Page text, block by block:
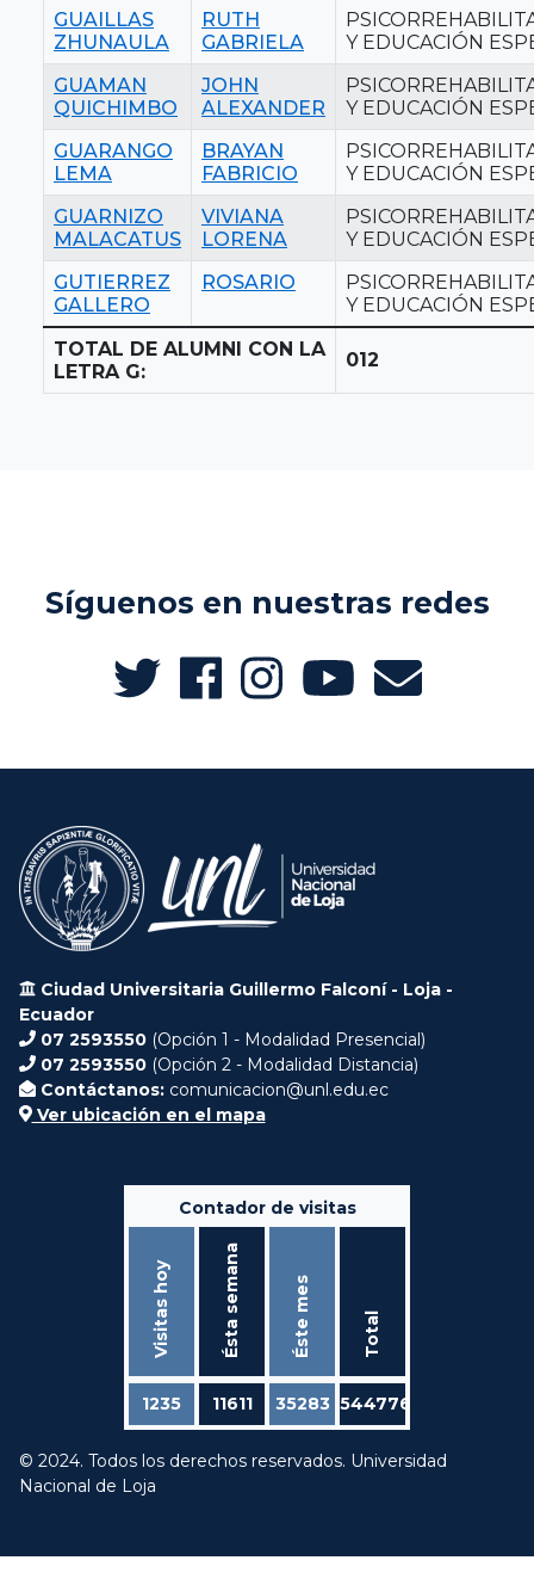
GUAILLAS
ZHUNAULA
RUTH
GABRIELA
Y EDUCACIÓN
GUAMAN
QUICHIMBO
JOHN
ALEXANDER
Y EDUCACIÓN
GUARANGO
LEMA
BRAYAN
FABRICIO
Y EDUCACIÓN
GUARNIZO
MALACATUS
VIVIANA
LORENA
Y EDUCACIÓN
GUTIERREZ
GALLERO
ROSARIO
Y EDUCACIÓN
TOTAL DE ALUMNI CON LA
LETRA G:
012
Síguenos en nuestras redes
Ciudad Universitaria Guillermo Falconí - Loja -
Ecuador
07 2593550 (Opción 1 - Modalidad Presencial)
07 2593550 (Opción 2 - Modalidad Distancia)
Contáctanos: comunicacion@unl.edu.ec
Ver ubicación en el mapa
Contador de visitas
Visitas hoy Ésta semana Éste mes Total
1235 11611 35283 544776
© 2024. Todos los derechos reservados. Universidad
Nacional de Loja